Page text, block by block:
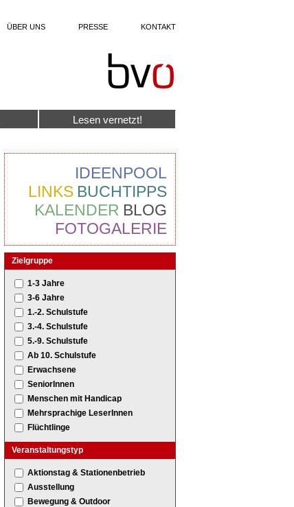
ÜBER UNS PRESSE KONTAKT
Lesen vernetzt!
IDEENPOOL
BUCHTIPPS
LINKS
BLOG
KALENDER
FOTOGALERIE
Zielgruppe
1-3 Jahre
3-6 Jahre
1.-2. Schulstufe
3.-4. Schulstufe
5.-9. Schulstufe
Ab 10. Schulstufe
Erwachsene
SeniorInnen
Menschen mit Handicap
Mehrsprachige LeserInnen
Flüchtlinge
Veranstaltungstyp
Aktionstag & Stationenbetrieb
Ausstellung
Bewegung & Outdoor